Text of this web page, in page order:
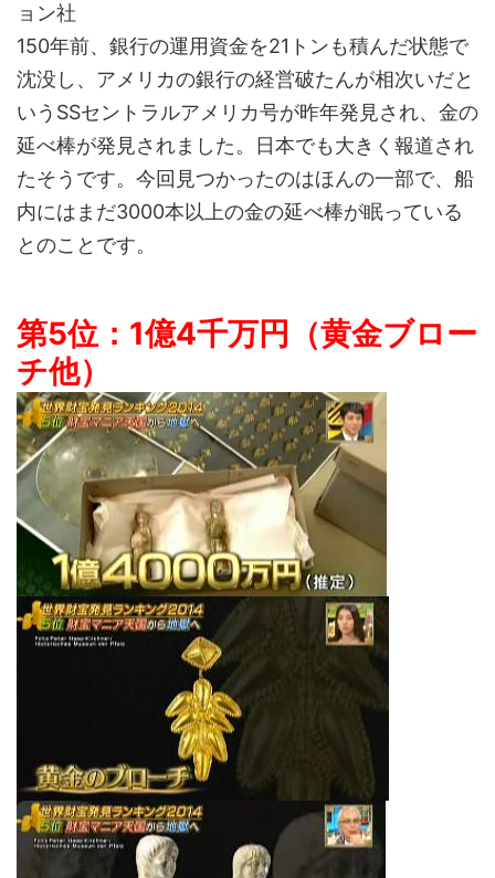
ョン社
150年前、銀行の運用資金を21トンも積んだ状態で
沈没し、アメリカの銀行の経営破たんが相次いだと
いうSSセントラルアメリカ号が昨年発見され、金の
延べ棒が発見されました。日本でも大きく報道され
たそうです。今回見つかったのはほんの一部で、船
内にはまだ3000本以上の金の延べ棒が眠っている
とのことです。
第5位：1億4千万円（黄金ブロー
チ他）